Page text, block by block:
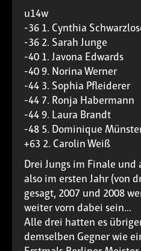
u14w
-36 1. Cynthia
-36 2. Sarah Junge
-40 1. Javona Edwards
-40 9. Norina Werner
-44 3. Sophia Pfleiderer
-44 7. Ronja Habermann
-44 9. Laura Brandt
-48 5. Dominique
+63 2. Carolin Weiß
Drei Jungs im Finale und
also im ersten Jahr (von
gesagt, 2007 und 2008
weiter vorn dabei sein...
Alle drei hatten es
demselben Gegner wie